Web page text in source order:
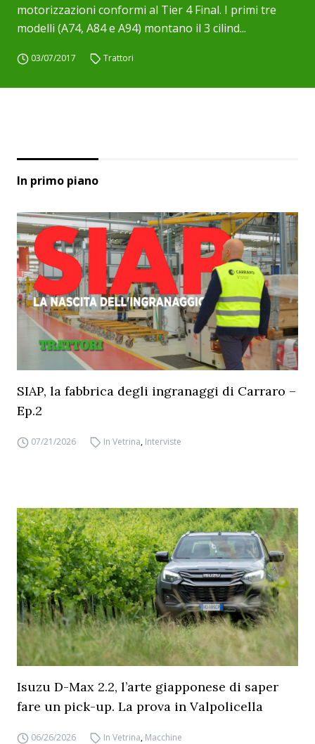
motorizzazioni conformi al Tier 4 Final. I primi tre
modelli (A74, A84 e A94) montano il 3 cilind...
03/07/2017 Trattori
In primo piano
SIAP, la fabbrica degli ingranaggi di Carraro –
Ep.2
07/21/2026 In Vetrina, Interviste
Isuzu D-Max 2.2, l’arte giapponese di saper
fare un pick-up. La prova in Valpolicella
06/26/2026 In Vetrina, Macchine